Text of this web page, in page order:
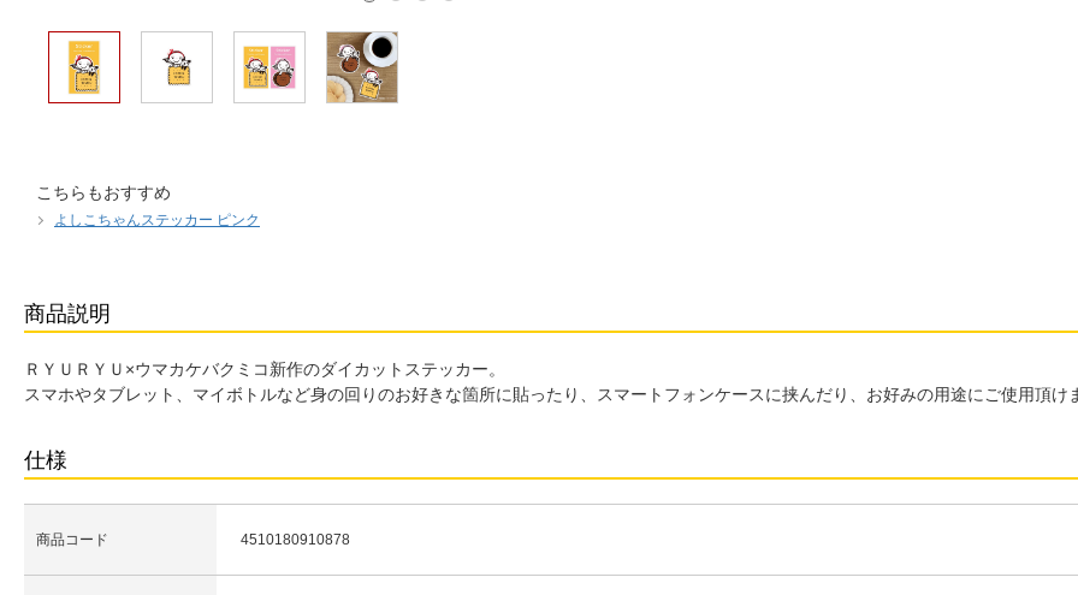
こちらもおすすめ
よしこちゃんステッカー ピンク
商品説明
ＲＹＵＲＹＵ×ウマカケバクミコ新作のダイカットステッカー。
スマホやタブレット、マイボトルなど身の回りのお好きな箇所に貼ったり、スマートフォンケースに挟んだり、お好みの用途にご使用頂け
仕様
商品コード 4510180910878